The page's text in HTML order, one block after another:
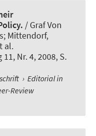
/ Graf Von
Mittendorf,
al.
Nr. 4, 2008, S.
› Editorial in
Review